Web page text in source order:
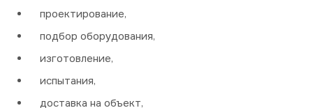
проектирование,
подбор оборудования,
изготовление,
испытания,
доставка на объект,